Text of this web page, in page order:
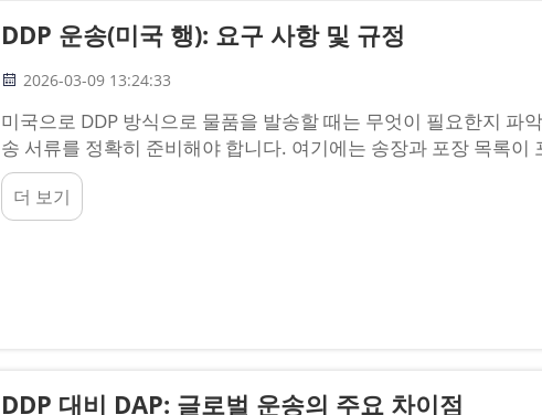
DDP 운송(미국 행): 요구 사항 및 규정
2026-03-09 13:24:33
미국으로 DDP 방식으로 물품을 발송할 때는 무엇이 필요한지 파
송 서류를 정확히 준비해야 합니다. 여기에는 송장과 포장 목록이
명확한 가치가 표시되어야 하며, 포장 목록은 각 패키지 내에 어떤
다...
더 보기
DDP 대비 DAP: 글로벌 운송의 주요 차이점